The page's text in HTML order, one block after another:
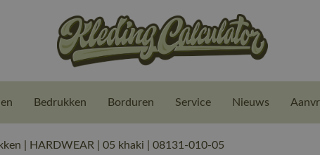
Bedrukken Borduren Service Nieuws
| HARDWEAR | 05 khaki | 08131-010-05